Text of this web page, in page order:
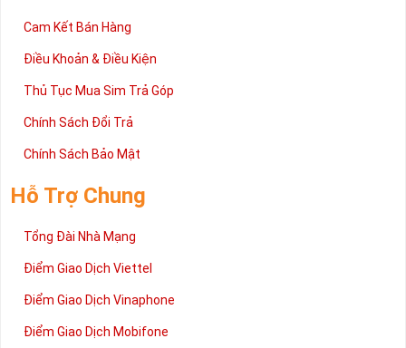
Cam Kết Bán Hàng
Điều Khoản & Điều Kiện
Thủ Tục Mua Sim Trả Góp
Chính Sách Đổi Trả
Chính Sách Bảo Mật
Hỗ Trợ Chung
Tổng Đài Nhà Mạng
Điểm Giao Dịch Viettel
Điểm Giao Dịch Vinaphone
Điểm Giao Dịch Mobifone